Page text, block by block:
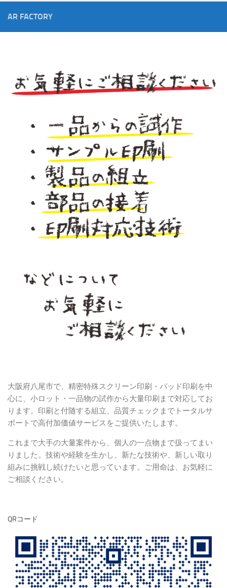
AR FACTORY
大阪府八尾市で、精密特殊スクリーン印刷・パッド印刷を中
心に、小ロット・一品物の試作から大量印刷まで対応してお
ります。印刷と付随する組立、品質チェックまでトータルサ
ポートで高付加価値サービスをご提供いたします。
これまで大手の大量案件から、個人の一点物まで扱ってまい
りました。技術や経験を生かし、新たな技術や、新しい取り
組みに挑戦し続けたいと思っています。ご用命は、お気軽に
ご相談ください。
QRコード